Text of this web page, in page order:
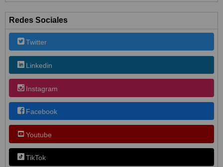
Redes Sociales
Twitter
Linkedin
Instagram
Facebook
Youtube
TikTok